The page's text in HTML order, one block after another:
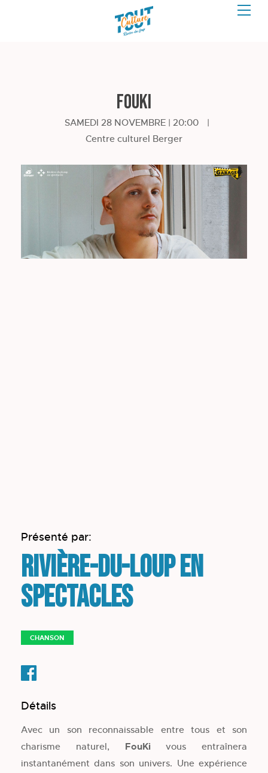
FouKi
SAMEDI 28 NOVEMBRE | 20:00
|
Centre culturel Berger
Présenté par:
Rivière-du-Loup en
spectacles
CHANSON
Détails
Avec un son reconnaissable entre tous et son
charisme naturel, FouKi vous entraînera
instantanément dans son univers. Une expérience